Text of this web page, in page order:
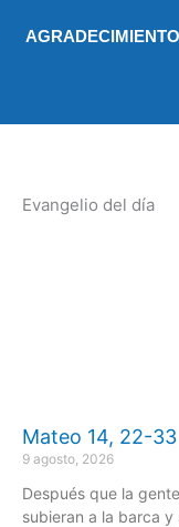
Evangelio del día
Mateo 14, 22-33
9 agosto, 2026
Después que la
subieran a la barca